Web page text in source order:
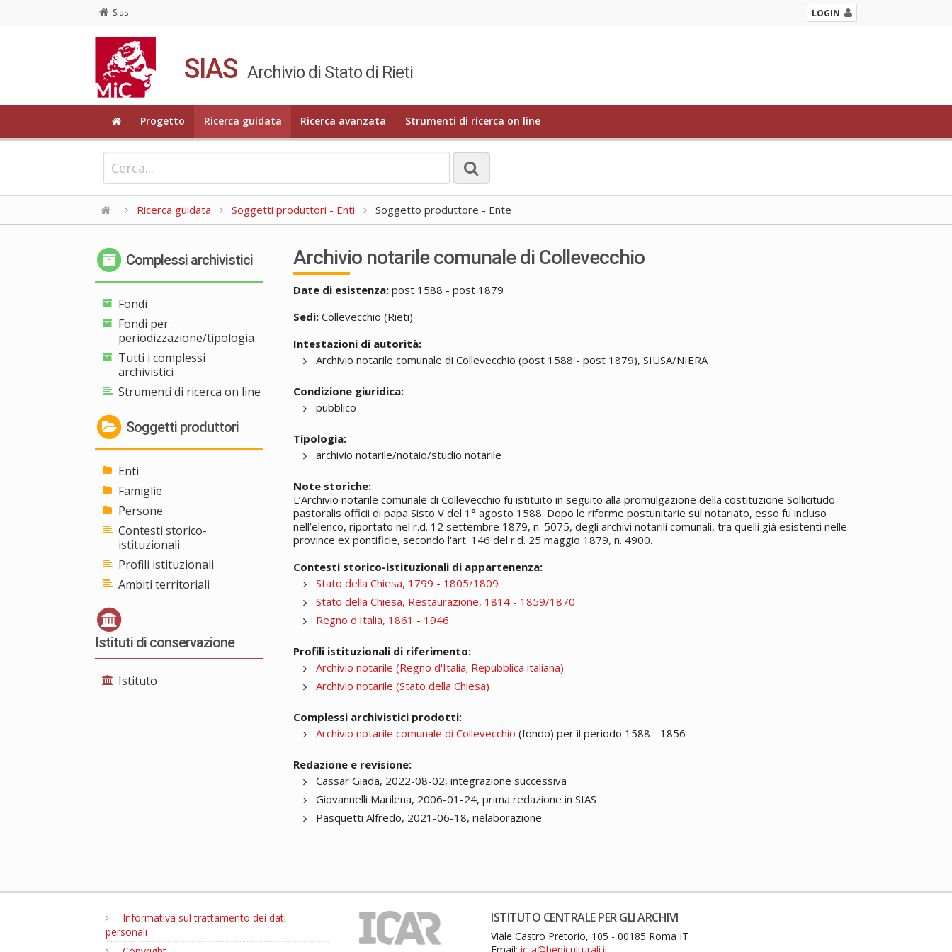
Sias LOGIN
SIAS Archivio di Stato di Rieti
Progetto Ricerca guidata Ricerca avanzata Strumenti di ricerca on line
Ricerca guidata Soggetti produttori - Enti Soggetto produttore - Ente
Complessi archivistici
Fondi
Fondi per
periodizzazione/tipologia
Tutti i complessi
archivistici
Strumenti di ricerca on line
Soggetti produttori
Enti
Famiglie
Persone
Contesti storico-
istituzionali
Profili istituzionali
Ambiti territoriali
Istituti di conservazione
Istituto
Archivio notarile comunale di Collevecchio
Date di esistenza: post 1588 - post 1879
Sedi: Collevecchio (Rieti)
Intestazioni di autorità:
Archivio notarile comunale di Collevecchio (post 1588 - post 1879), SIUSA/NIERA
Condizione giuridica:
pubblico
Tipologia:
archivio notarile/notaio/studio notarile
Note storiche:
L’Archivio notarile comunale di Collevecchio fu istituito in seguito alla promulgazione della costituzione Sollicitudo
pastoralis officii di papa Sisto V del 1° agosto 1588. Dopo le riforme postunitarie sul notariato, esso fu incluso
nell’elenco, riportato nel r.d. 12 settembre 1879, n. 5075, degli archivi notarili comunali, tra quelli già esistenti nelle
province ex pontificie, secondo l'art. 146 del r.d. 25 maggio 1879, n. 4900.
Contesti storico-istituzionali di appartenenza:
Stato della Chiesa, 1799 - 1805/1809
Stato della Chiesa, Restaurazione, 1814 - 1859/1870
Regno d'Italia, 1861 - 1946
Profili istituzionali di riferimento:
Archivio notarile (Regno d'Italia; Repubblica italiana)
Archivio notarile (Stato della Chiesa)
Complessi archivistici prodotti:
Archivio notarile comunale di Collevecchio (fondo) per il periodo 1588 - 1856
Redazione e revisione:
Cassar Giada, 2022-08-02, integrazione successiva
Giovannelli Marilena, 2006-01-24, prima redazione in SIAS
Pasquetti Alfredo, 2021-06-18, rielaborazione
Informativa sul trattamento dei dati
personali
ISTITUTO CENTRALE PER GLI ARCHIVI
Viale Castro Pretorio, 105 - 00185 Roma IT